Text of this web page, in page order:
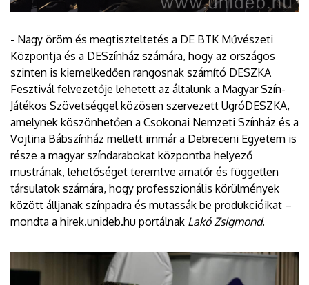
- Nagy öröm és megtiszteltetés a DE BTK Művészeti
Központja és a DESzínház számára, hogy az országos
szinten is kiemelkedően rangosnak számító DESZKA
Fesztivál felvezetője lehetett az általunk a Magyar Szín-
Játékos Szövetséggel közösen szervezett UgróDESZKA,
amelynek köszönhetően a Csokonai Nemzeti Színház és a
Vojtina Bábszínház mellett immár a Debreceni Egyetem is
része a magyar színdarabokat központba helyező
mustrának, lehetőséget teremtve amatőr és független
társulatok számára, hogy professzionális körülmények
között álljanak színpadra és mutassák be produkcióikat –
mondta a hirek.unideb.hu portálnak Lakó Zsigmond.